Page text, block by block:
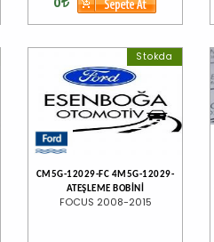
Stokda
CM5G-12029-FC 4M5G-12029-
ATEŞLEME BOBİNİ
FOCUS 2008-2015